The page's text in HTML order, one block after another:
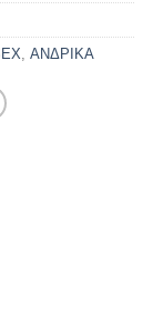
ΑΝΔΡΙΚΑ